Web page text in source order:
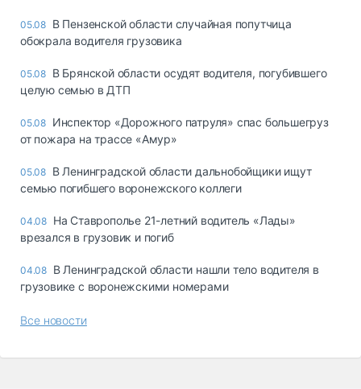
05.08 В Пензенской области случайная попутчица
обокрала водителя грузовика
05.08 В Брянской области осудят водителя, погубившего
целую семью в ДТП
05.08 Инспектор «Дорожного патруля» спас большегруз
от пожара на трассе «Амур»
05.08 В Ленинградской области дальнобойщики ищут
семью погибшего воронежского коллеги
04.08 На Ставрополье 21-летний водитель «Лады»
врезался в грузовик и погиб
04.08 В Ленинградской области нашли тело водителя в
грузовике с воронежскими номерами
Все новости